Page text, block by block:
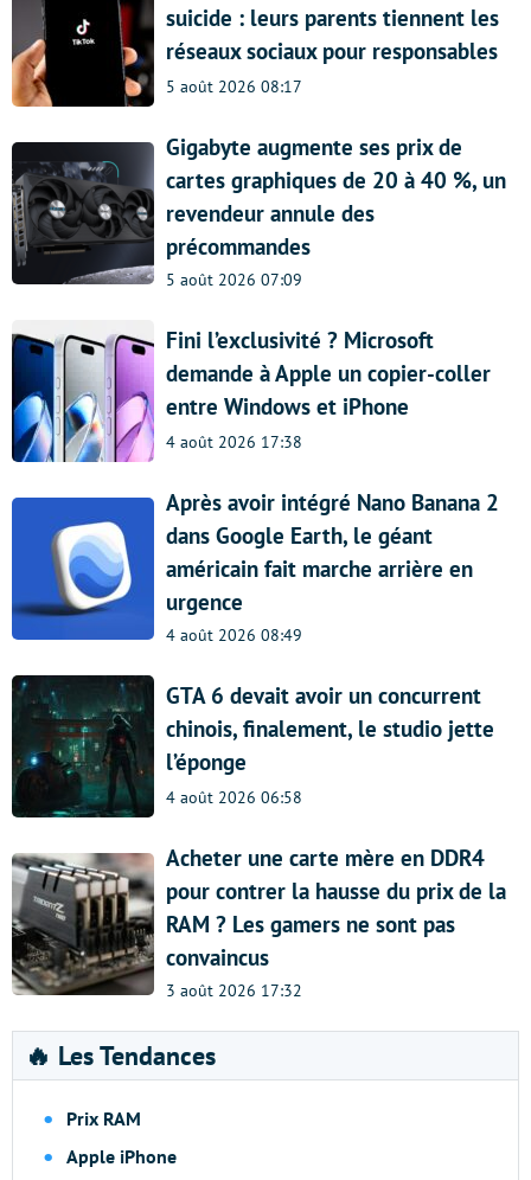
suicide : leurs parents tiennent les
réseaux sociaux pour responsables
5 août 2026 08:17
Gigabyte augmente ses prix de
cartes graphiques de 20 à 40 %, un
revendeur annule des
précommandes
5 août 2026 07:09
Fini l’exclusivité ? Microsoft
demande à Apple un copier-coller
entre Windows et iPhone
4 août 2026 17:38
Après avoir intégré Nano Banana 2
dans Google Earth, le géant
américain fait marche arrière en
urgence
4 août 2026 08:49
GTA 6 devait avoir un concurrent
chinois, finalement, le studio jette
l’éponge
4 août 2026 06:58
Acheter une carte mère en DDR4
pour contrer la hausse du prix de la
RAM ? Les gamers ne sont pas
convaincus
3 août 2026 17:32
🔥 Les Tendances
Prix RAM
Apple iPhone